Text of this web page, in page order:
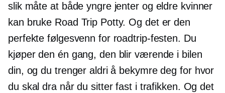
slik måte at både yngre jenter og eldre kvinner
kan bruke Road Trip Potty. Og det er den
perfekte følgesvenn for roadtrip-festen. Du
kjøper den én gang, den blir værende i bilen
din, og du trenger aldri å bekymre deg for hvor
du skal dra når du sitter fast i trafikken. Og det